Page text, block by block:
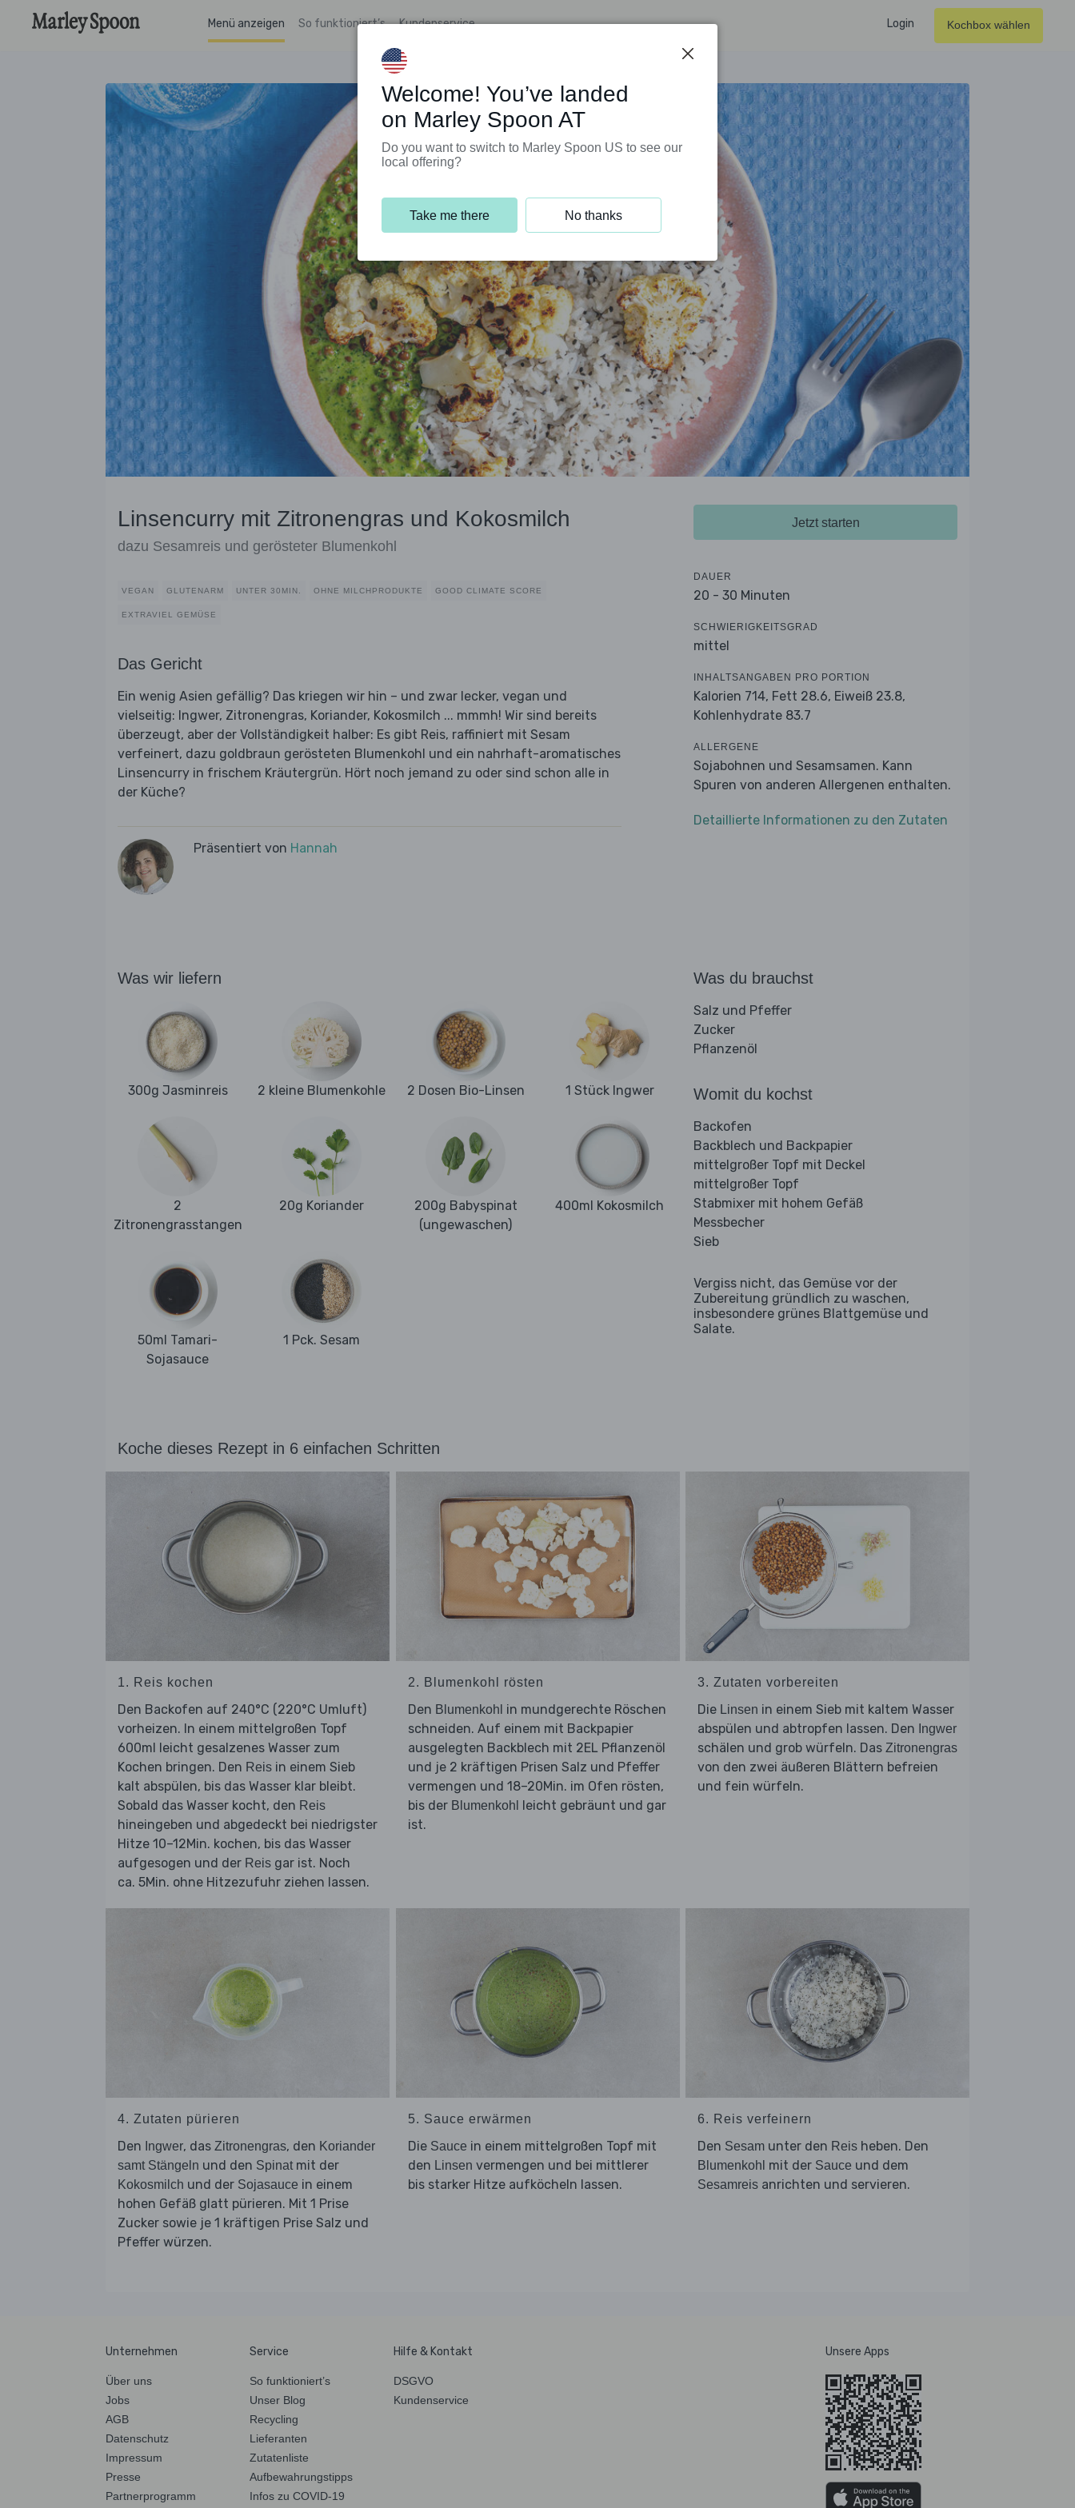
Menü anzeigen So funktioniert’s Kundenservice Login Kochbox wählen
Linsencurry mit Zitronengras und Kokosmilch
dazu Sesamreis und gerösteter Blumenkohl
VEGAN GLUTENARM UNTER 30MIN. OHNE MILCHPRODUKTE GOOD CLIMATE SCORE
EXTRAVIEL GEMÜSE
Das Gericht
Ein wenig Asien gefällig? Das kriegen wir hin – und zwar lecker, vegan und
vielseitig: Ingwer, Zitronengras, Koriander, Kokosmilch ... mmmh! Wir sind bereits
überzeugt, aber der Vollständigkeit halber: Es gibt Reis, raffiniert mit Sesam
verfeinert, dazu goldbraun gerösteten Blumenkohl und ein nahrhaft-aromatisches
Linsencurry in frischem Kräutergrün. Hört noch jemand zu oder sind schon alle in
der Küche?
Präsentiert von Hannah
Jetzt starten
DAUER
20 - 30 Minuten
SCHWIERIGKEITSGRAD
mittel
INHALTSANGABEN PRO PORTION
Kalorien 714, Fett 28.6, Eiweiß 23.8,
Kohlenhydrate 83.7
ALLERGENE
Sojabohnen und Sesamsamen. Kann
Spuren von anderen Allergenen enthalten.
Detaillierte Informationen zu den Zutaten
Was wir liefern
300g Jasminreis 2 kleine Blumenkohle 2 Dosen Bio-Linsen 1 Stück Ingwer
2
Zitronengrasstangen
20g Koriander
200g Babyspinat
(ungewaschen)
400ml Kokosmilch
50ml Tamari-
Sojasauce
1 Pck. Sesam
Was du brauchst
Salz und Pfeffer
Zucker
Pflanzenöl
Womit du kochst
Backofen
Backblech und Backpapier
mittelgroßer Topf mit Deckel
mittelgroßer Topf
Stabmixer mit hohem Gefäß
Messbecher
Sieb
Vergiss nicht, das Gemüse vor der
Zubereitung gründlich zu waschen,
insbesondere grünes Blattgemüse und
Salate.
Koche dieses Rezept in 6 einfachen Schritten
1. Reis kochen
Den Backofen auf 240°C (220°C Umluft)
vorheizen. In einem mittelgroßen Topf
600ml leicht gesalzenes Wasser zum
Kochen bringen. Den Reis in einem Sieb
kalt abspülen, bis das Wasser klar bleibt.
Sobald das Wasser kocht, den Reis
hineingeben und abgedeckt bei niedrigster
Hitze 10–12Min. kochen, bis das Wasser
aufgesogen und der Reis gar ist. Noch
ca. 5Min. ohne Hitzezufuhr ziehen lassen.
2. Blumenkohl rösten
Den Blumenkohl in mundgerechte Röschen
schneiden. Auf einem mit Backpapier
ausgelegten Backblech mit 2EL Pflanzenöl
und je 2 kräftigen Prisen Salz und Pfeffer
vermengen und 18–20Min. im Ofen rösten,
bis der Blumenkohl leicht gebräunt und gar
ist.
3. Zutaten vorbereiten
Die Linsen in einem Sieb mit kaltem Wasser
abspülen und abtropfen lassen. Den Ingwer
schälen und grob würfeln. Das Zitronengras
von den zwei äußeren Blättern befreien
und fein würfeln.
4. Zutaten pürieren
Den Ingwer, das Zitronengras, den Koriander
samt Stängeln und den Spinat mit der
Kokosmilch und der Sojasauce in einem
hohen Gefäß glatt pürieren. Mit 1 Prise
Zucker sowie je 1 kräftigen Prise Salz und
Pfeffer würzen.
5. Sauce erwärmen
Die Sauce in einem mittelgroßen Topf mit
den Linsen vermengen und bei mittlerer
bis starker Hitze aufköcheln lassen.
6. Reis verfeinern
Den Sesam unter den Reis heben. Den
Blumenkohl mit der Sauce und dem
Sesamreis anrichten und servieren.
Unternehmen
Über uns
Jobs
AGB
Datenschutz
Impressum
Presse
Partnerprogramm
Service
So funktioniert’s
Unser Blog
Recycling
Lieferanten
Zutatenliste
Aufbewahrungstipps
Infos zu COVID-19
Hilfe & Kontakt
DSGVO
Kundenservice
Unsere Apps
Welcome! You’ve landed
on Marley Spoon AT
Do you want to switch to Marley Spoon US to see our
local offering?
Take me there No thanks